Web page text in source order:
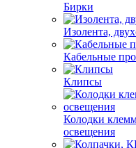
Бирки
Изолента,
Кабельные
Клипсы
Колодки
освещения